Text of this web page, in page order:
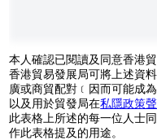
本人確認已閱讀及同意香港
香港貿易發展局可將上述資
廣或商貿配對﹝因而可能成
以及用於貿發局在私隱政策
此表格上所述的每一位人士
作此表格提及的用途。